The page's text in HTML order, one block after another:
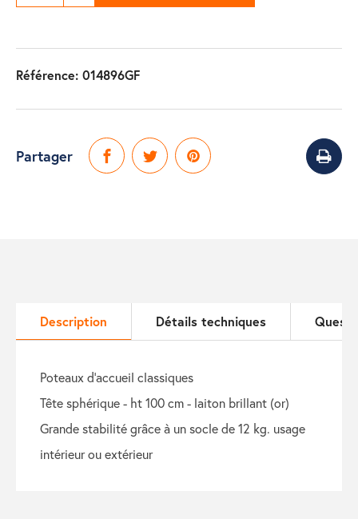
Référence: 014896GF
Partager
Description Détails techniques
poteaux d’accueil classiques
tête sphérique - ht 100 cm - laiton brillant (or)
grande stabilité grâce à un socle de 12 kg. usage
intérieur ou extérieur